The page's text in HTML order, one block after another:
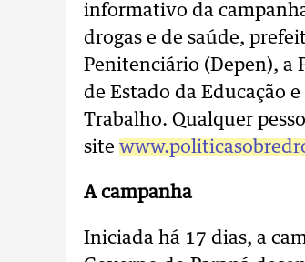
informativo da
drogas e de saúde,
Penitenciário (Depen), a
de Estado da Educação
Trabalho. Qualquer
site
A campanha
Iniciada há 17 dias, a